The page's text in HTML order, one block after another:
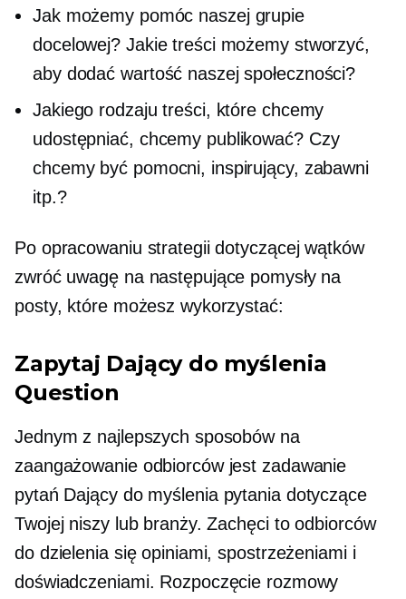
Jak możemy pomóc naszej grupie
docelowej? Jakie treści możemy stworzyć,
aby dodać wartość naszej społeczności?
Jakiego rodzaju treści, które chcemy
udostępniać, chcemy publikować? Czy
chcemy być pomocni, inspirujący, zabawni
itp.?
Po opracowaniu strategii dotyczącej wątków
zwróć uwagę na następujące pomysły na
posty, które możesz wykorzystać:
Zapytaj Dający do myślenia
Question
Jednym z najlepszych sposobów na
zaangażowanie odbiorców jest zadawanie
pytań Dający do myśleniapytania dotyczące
Twojej niszy lub branży. Zachęci to odbiorców
do dzielenia się opiniami, spostrzeżeniami i
doświadczeniami. Rozpoczęcie rozmowy